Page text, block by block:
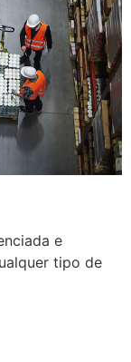
e
tipo de